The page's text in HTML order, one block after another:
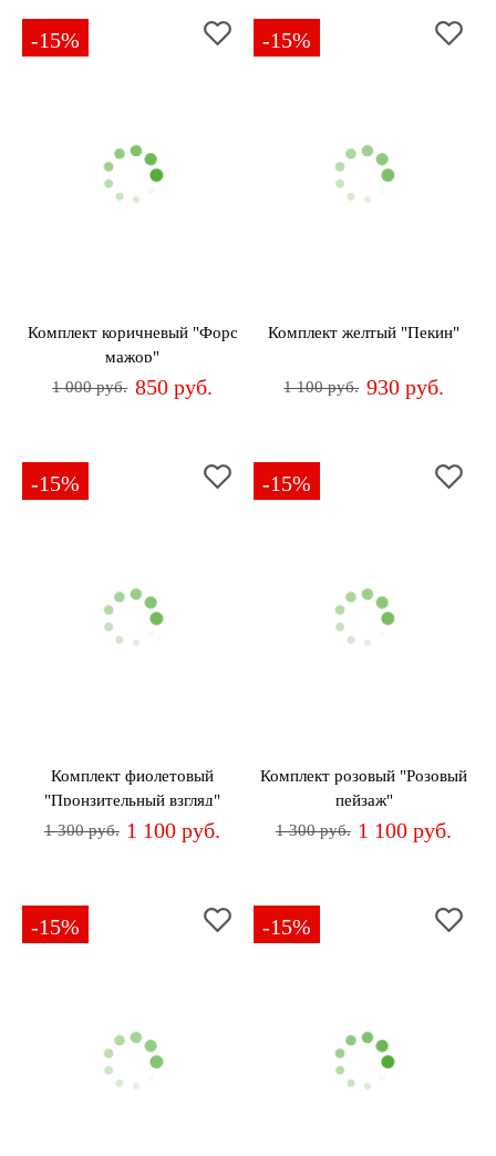
-15%
Комплект коричневый "Форс
мажор"
1 000 руб. 850 руб.
-15%
Комплект желтый "Пекин"
1 100 руб. 930 руб.
-15%
Комплект фиолетовый
"Пронзительный взгляд"
1 300 руб. 1 100 руб.
-15%
Комплект розовый "Розовый
пейзаж"
1 300 руб. 1 100 руб.
-15% -15%